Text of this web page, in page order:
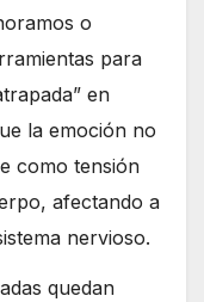
o
para
en
la emoción no
como tensión
afectando a
nervioso.
quedan